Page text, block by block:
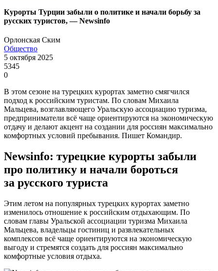
Курорты Турции забыли о политике и начали борьбу за
русских туристов, — Newsinfo
Орлонская Ским
Общество
5 октября 2025
5345
0
В этом сезоне на турецких курортах заметно смягчился
подход к российским туристам. По словам Михаила
Мальцева, возглавляющего Уральскую ассоциацию туризма,
предприниматели всё чаще ориентируются на экономическую
отдачу и делают акцент на создании для россиян максимально
комфортных условий пребывания. Пишет Командир.
Newsinfo: турецкие курорты забыли
про политику и начали бороться
за русского туриста
Этим летом на популярных турецких курортах заметно
изменилось отношение к российским отдыхающим. По
словам главы Уральской ассоциации туризма Михаила
Мальцева, владельцы гостиниц и развлекательных
комплексов всё чаще ориентируются на экономическую
выгоду и стремятся создать для россиян максимально
комфортные условия отдыха.